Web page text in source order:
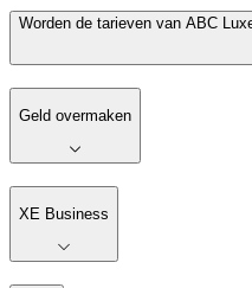
Worden de tarieven van ABC
Geld overmaken
XE Business